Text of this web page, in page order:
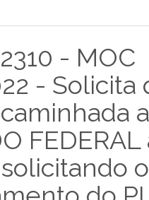
- MOC
- Solicita
FEDERAL
o